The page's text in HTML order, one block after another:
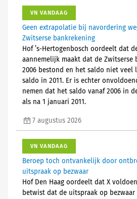
VN VANDAAG
Geen extrapolatie bij navordering
Zwitserse bankrekening
Hof ’s-Hertogenbosch oordeelt dat
aannemelijk maakt dat de Zwitserse
2006 bestond en het saldo niet veel
saldo in 2011. Er is echter
nemen dat het saldo vanaf 2006 in
als na 1 januari 2011.
7 augustus 2026
VN VANDAAG
Beroep toch ontvankelijk door
uitspraak op bezwaar
Hof Den Haag oordeelt dat X
betwist dat de uitspraak op